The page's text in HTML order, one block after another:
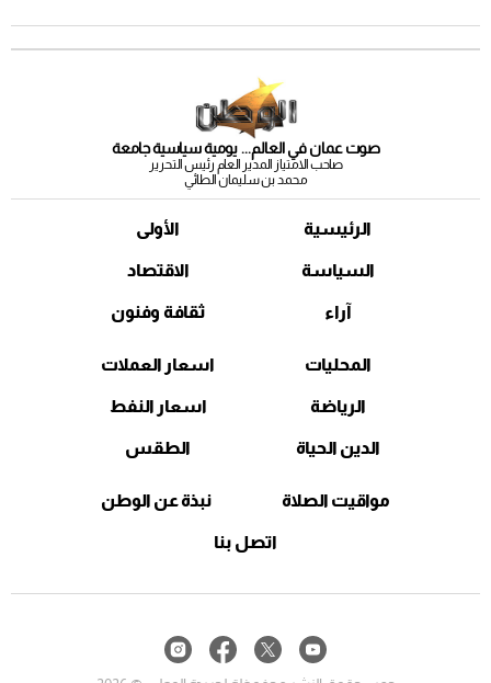
صوت عمان في العالم... يومية سياسية جامعة
صاحب الامتياز المدير العام رئيس التحرير
محمد بن سليمان الطائي
الرئيسية
السياسة
آراء
الأولى
الاقتصاد
ثقافة وفنون
المحليات
الرياضة
الدين الحياة
اسعار العملات
اسعار النفط
الطقس
مواقيت الصلاة نبذة عن الوطن
اتصل بنا